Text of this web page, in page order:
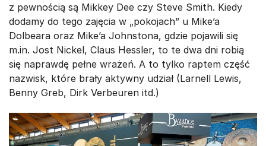
z pewnością są Mikkey Dee czy Steve Smith. Kiedy
dodamy do tego zajęcia w „pokojach” u Mike’a
Dolbeara oraz Mike’a Johnstona, gdzie pojawili się
m.in. Jost Nickel, Claus Hessler, to te dwa dni robią
się naprawdę pełne wrażeń. A to tylko raptem część
nazwisk, które brały aktywny udział (Larnell Lewis,
Benny Greb, Dirk Verbeuren itd.)